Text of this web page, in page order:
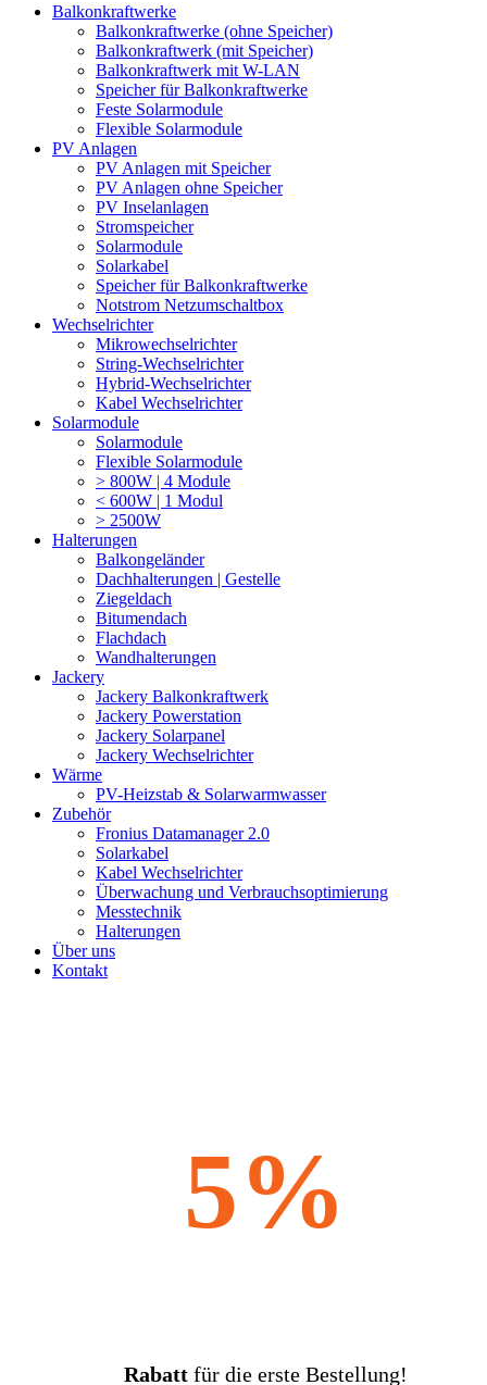
Balkonkraftwerke
Balkonkraftwerke (ohne Speicher)
Balkonkraftwerk (mit Speicher)
Balkonkraftwerk mit W-LAN
Speicher für Balkonkraftwerke
Feste Solarmodule
Flexible Solarmodule
PV Anlagen
PV Anlagen mit Speicher
PV Anlagen ohne Speicher
PV Inselanlagen
Stromspeicher
Solarmodule
Solarkabel
Speicher für Balkonkraftwerke
Notstrom Netzumschaltbox
Wechselrichter
Mikrowechselrichter
String-Wechselrichter
Hybrid-Wechselrichter
Kabel Wechselrichter
Solarmodule
Solarmodule
Flexible Solarmodule
> 800W | 4 Module
< 600W | 1 Modul
> 2500W
Halterungen
Balkongeländer
Dachhalterungen | Gestelle
Ziegeldach
Bitumendach
Flachdach
Wandhalterungen
Jackery
Jackery Balkonkraftwerk
Jackery Powerstation
Jackery Solarpanel
Jackery Wechselrichter
Wärme
PV-Heizstab & Solarwarmwasser
Zubehör
Fronius Datamanager 2.0
Solarkabel
Kabel Wechselrichter
Überwachung und Verbrauchsoptimierung
Messtechnik
Halterungen
Über uns
Kontakt
5%
Rabattfür die erste Bestellung!